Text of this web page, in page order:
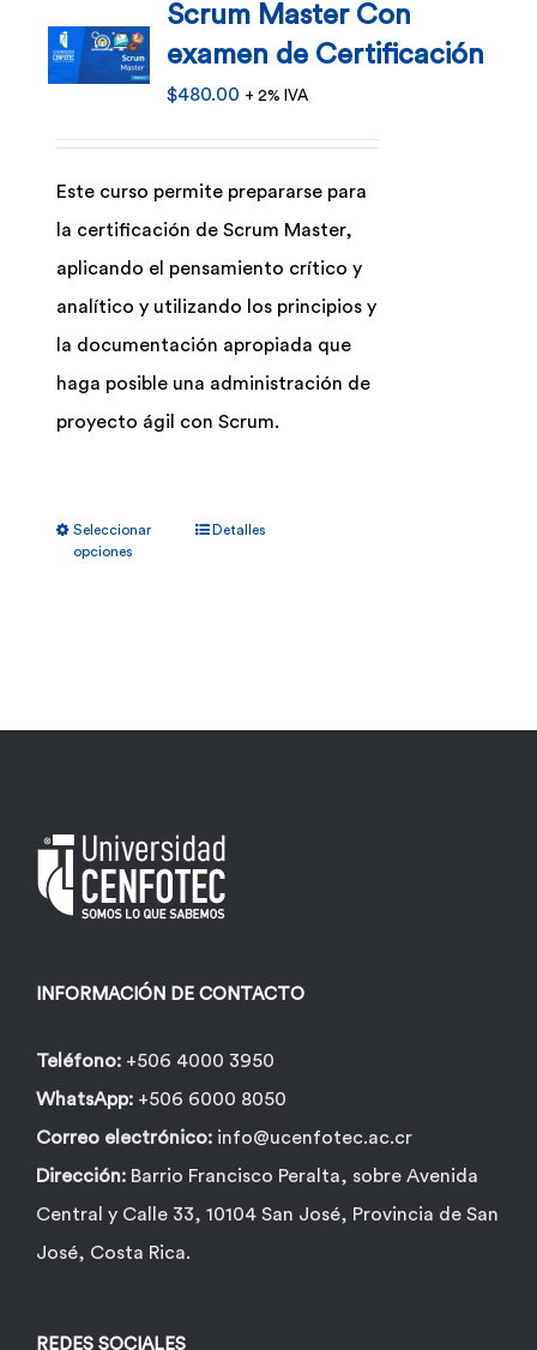
Scrum Master Con
examen de Certificación
$480.00 + 2% IVA
Este curso permite prepararse para
la certificación de Scrum Master,
aplicando el pensamiento crítico y
analítico y utilizando los principios y
la documentación apropiada que
haga posible una administración de
proyecto ágil con Scrum.
Seleccionar
opciones
elegir
en
de
Detalles
INFORMACIÓN DE CONTACTO
Teléfono: +506 4000 3950
WhatsApp: +506 6000 8050
Correo electrónico: info@ucenfotec.ac.cr
Dirección: Barrio Francisco Peralta, sobre Avenida
Central y Calle 33, 10104 San José, Provincia de San
José, Costa Rica.
REDES SOCIALES